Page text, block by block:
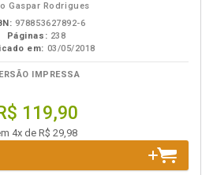
Gaspar Rodrigues
978853627892-6
Páginas: 238
em: 03/05/2018
IMPRESSA
119,90
4x de R$ 29,98